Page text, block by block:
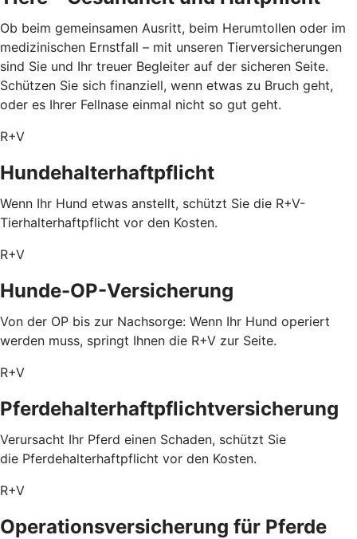
Ob beim gemeinsamen Ausritt, beim Herumtollen oder im
medizinischen Ernstfall – mit unseren Tierversicherungen
sind Sie und Ihr treuer Begleiter auf der sicheren Seite.
Schützen Sie sich finanziell, wenn etwas zu Bruch geht,
oder es Ihrer Fellnase einmal nicht so gut geht.
R+V
Hundehalterhaftpflicht
Wenn Ihr Hund etwas anstellt, schützt Sie die R+V-
Tierhalterhaftpflicht vor den Kosten.
R+V
Hunde-OP-Versicherung
Von der OP bis zur Nachsorge: Wenn Ihr Hund operiert
werden muss, springt Ihnen die R+V zur Seite.
R+V
Pferdehalterhaftpflichtversicherung
Verursacht Ihr Pferd einen Schaden, schützt Sie
die Pferdehalterhaftpflicht vor den Kosten.
R+V
Operationsversicherung für Pferde